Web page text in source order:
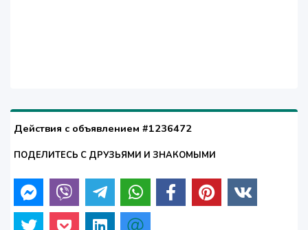
Действия с объявлением #1236472
ПОДЕЛИТЕСЬ С ДРУЗЬЯМИ И ЗНАКОМЫМИ